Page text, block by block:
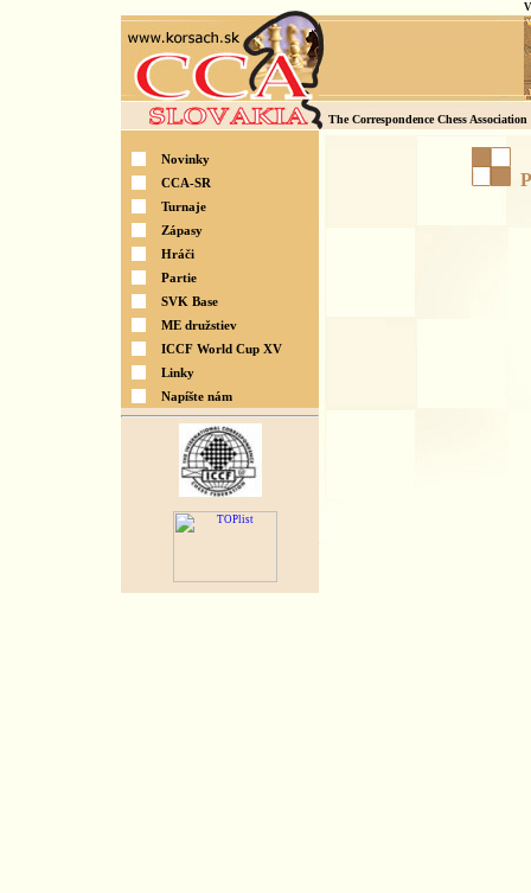
The Correspondence Chess
Novinky
CCA-SR
Turnaje
Zápasy
Hráči
Partie
SVK Base
ME družstiev
ICCF World Cup XV
Linky
Napíšte nám